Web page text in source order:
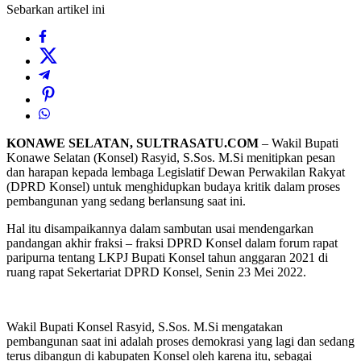
Sebarkan artikel ini
KONAWE SELATAN, SULTRASATU.COM – Wakil Bupati
Konawe Selatan (Konsel) Rasyid, S.Sos. M.Si menitipkan pesan
dan harapan kepada lembaga Legislatif Dewan Perwakilan Rakyat
(DPRD Konsel) untuk menghidupkan budaya kritik dalam proses
pembangunan yang sedang berlansung saat ini.
Hal itu disampaikannya dalam sambutan usai mendengarkan
pandangan akhir fraksi – fraksi DPRD Konsel dalam forum rapat
paripurna tentang LKPJ Bupati Konsel tahun anggaran 2021 di
ruang rapat Sekertariat DPRD Konsel, Senin 23 Mei 2022.
Wakil Bupati Konsel Rasyid, S.Sos. M.Si mengatakan
pembangunan saat ini adalah proses demokrasi yang lagi dan sedang
terus dibangun di kabupaten Konsel oleh karena itu, sebagai